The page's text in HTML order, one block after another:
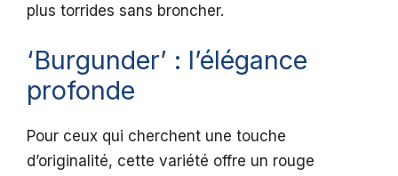
plus torrides sans broncher.
‘Burgunder’ : l’élégance
profonde
Pour ceux qui cherchent une touche
d’originalité, cette variété offre un rouge